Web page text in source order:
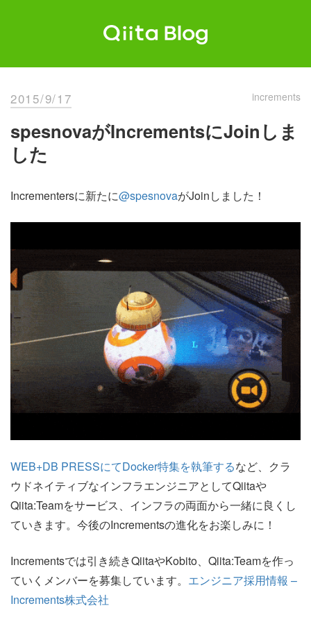
2015/9/17 increments
spesnovaがIncrementsにJoinしま
した
Incrementersに新たに@spesnovaがJoinしました！
WEB+DB PRESSにてDocker特集を執筆するなど、クラ
ウドネイティブなインフラエンジニアとしてQiitaや
Qiita:Teamをサービス、インフラの両面から一緒に良くし
ていきます。今後のIncrementsの進化をお楽しみに！
Incrementsでは引き続きQiitaやKobito、Qiita:Teamを作っ
ていくメンバーを募集しています。 エンジニア採用情報 –
Increments株式会社